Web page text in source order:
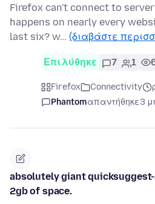
Firefox can't connect to
happens on nearly every
last six? w… (διαβάστε
Επιλύθηκε 7 1
Firefox Connectivity
Phantomαπαντήθηκε3
absolutely giant
2gb of space.